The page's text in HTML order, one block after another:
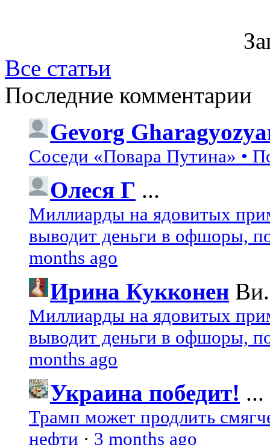
Все статьи
Последние комментарии
Gevorg
Соседи «Повара Путина» •
Олеся Г ...
Миллиарды на ядовитых
выводит деньги в офшоры,
months ago
Ирина Кукконен
Миллиарды на ядовитых
выводит деньги в офшоры,
months ago
Украина победит! ...
Трамп может продлить
нефти · 3 months ago